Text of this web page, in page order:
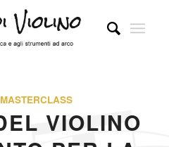
MASTERCLASS
VIOLINO